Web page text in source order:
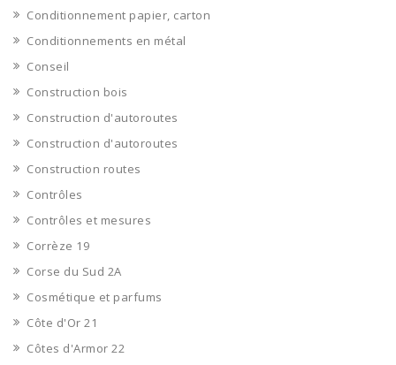
Conditionnement papier, carton
Conditionnements en métal
Conseil
Construction bois
Construction d'autoroutes
Construction d'autoroutes
Construction routes
Contrôles
Contrôles et mesures
Corrèze 19
Corse du Sud 2A
Cosmétique et parfums
Côte d'Or 21
Côtes d'Armor 22